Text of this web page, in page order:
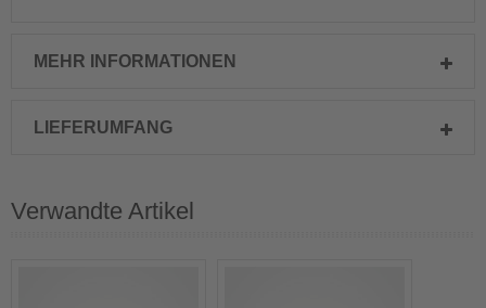
MEHR INFORMATIONEN
LIEFERUMFANG
Verwandte Artikel